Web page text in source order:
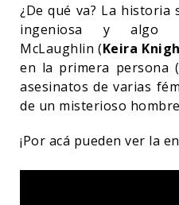
¿De qué va? La
ingeniosa y algo
McLaughlin (Keira
en la primera persona
asesinatos de varias
de un misterioso
¡Por acá pueden ver la